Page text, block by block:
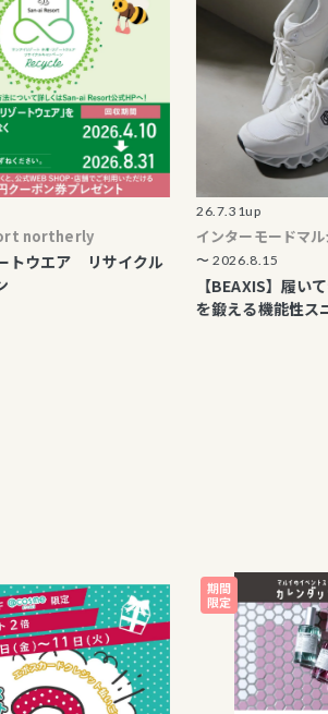
ア リサイクル
26.7.31up
インターモードマルシェ
〜 2026.8.15
【BEAXIS】履いて歩くだ
を鍛える機能性スニーカー